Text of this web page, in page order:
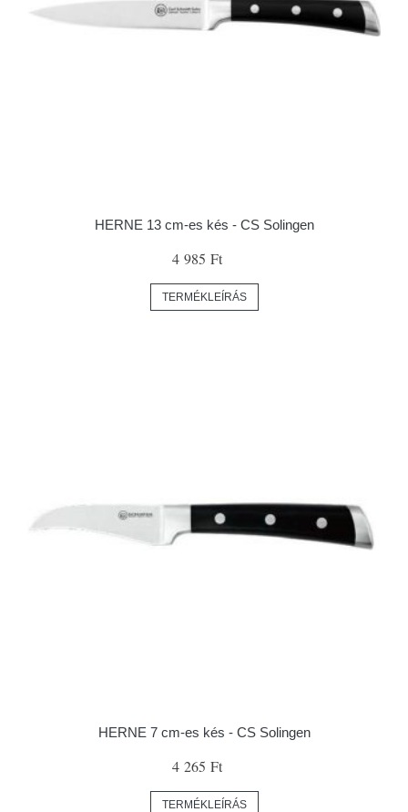
HERNE 13 cm-es kés - CS Solingen
4 985 Ft
TERMÉKLEÍRÁS
HERNE 7 cm-es kés - CS Solingen
4 265 Ft
TERMÉKLEÍRÁS